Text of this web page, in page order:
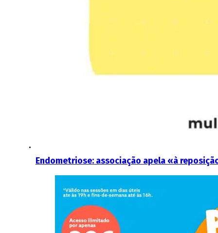
Endometriose: associação apela «à